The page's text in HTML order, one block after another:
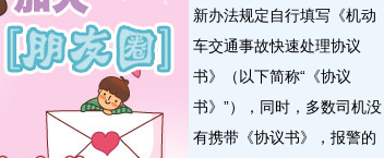
新办法规定自行填写《机动
车交通事故快速处理协议
书》（以下简称“《协议
书》”），同时，多数司机没
有携带《协议书》，报警的